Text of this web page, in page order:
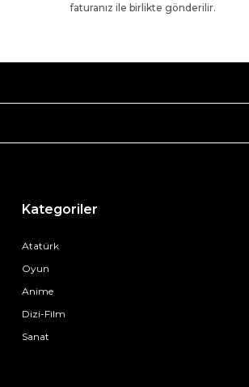
faturanız ile birlikte gönderilir.
Kategoriler
Atatürk
Oyun
Anime
Dizi-Film
Sanat